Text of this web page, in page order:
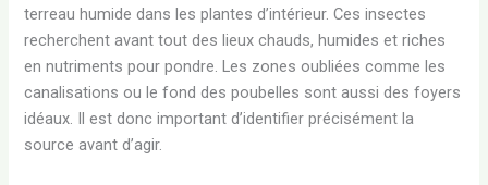
terreau humide dans les plantes d’intérieur. Ces insectes
recherchent avant tout des lieux chauds, humides et riches
en nutriments pour pondre. Les zones oubliées comme les
canalisations ou le fond des poubelles sont aussi des foyers
idéaux. Il est donc important d’identifier précisément la
source avant d’agir.